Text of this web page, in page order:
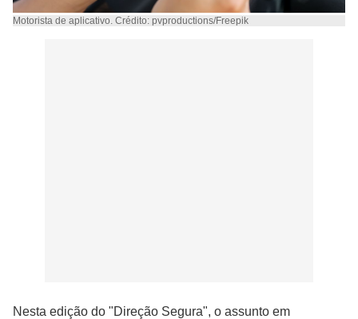
Motorista de aplicativo. Crédito: pvproductions/Freepik
Nesta edição do "Direção Segura", o assunto em